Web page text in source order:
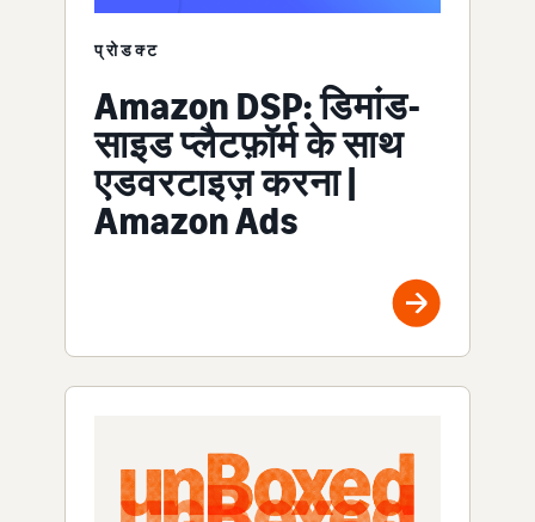
प्रोडक्ट
Amazon DSP: डिमांड-
साइड प्लैटफ़ॉर्म के साथ
एडवरटाइज़ करना |
Amazon Ads